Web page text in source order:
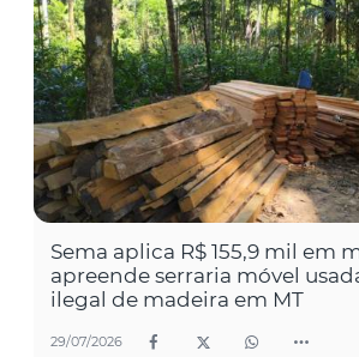
Sema aplica R$ 155,9 mil em
apreende serraria móvel
ilegal de madeira em MT
29/07/2026